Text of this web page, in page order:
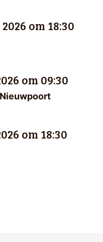
om 18:30
om 09:30
om 18:30